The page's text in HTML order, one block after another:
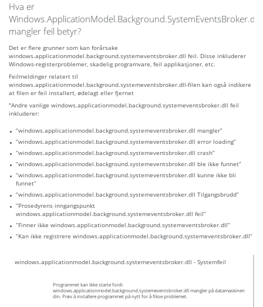
Hva er
Windows.ApplicationModel.Background.SystemEventsBroker.dll
mangler feil betyr?
Det er flere grunner som kan forårsake
windows.applicationmodel.background.systemeventsbroker.dll feil. Disse inkluderer
Windows-registerproblemer, skadelig programvare, feil applikasjoner, etc.
Feilmeldinger relatert til
windows.applicationmodel.background.systemeventsbroker.dll-filen kan også indikere
at filen er feil installert, ødelagt eller fjernet
"Andre vanlige windows.applicationmodel.background.systemeventsbroker.dll feil
inkluderer:
“windows.applicationmodel.background.systemeventsbroker.dll mangler”
“windows.applicationmodel.background.systemeventsbroker.dll error loading”
“windows.applicationmodel.background.systemeventsbroker.dll crash”
“windows.applicationmodel.background.systemeventsbroker.dll ble ikke funnet”
“windows.applicationmodel.background.systemeventsbroker.dll kunne ikke bli
funnet”
“windows.applicationmodel.background.systemeventsbroker.dll Tilgangsbrudd”
“Prosedyrens inngangspunkt
windows.applicationmodel.background.systemeventsbroker.dll feil”
“Finner ikke windows.applicationmodel.background.systemeventsbroker.dll”
“Kan ikke registrere windows.applicationmodel.background.systemeventsbroker.dll”
windows.applicationmodel.background.systemeventsbroker.dll - Systemfeil
Programmet kan ikke starte fordi
windows.applicationmodel.background.systemeventsbroker.dll mangler på datamaskinen
din. Prøv å installere programmet på nytt for å fikse problemet.